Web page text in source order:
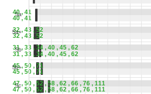
40 , 41
32 , 43 , 52
31 , 33 , 34 , 40 , 45 , 62
45 , 50 , 71
47 , 50 , 52 , 58 , 62 , 66 , 76 , 111
40 , 41
32 , 43 , 52
31 , 33 , 34 , 40 , 45 , 62
45 , 50 , 71
47 , 50 , 52 , 58 , 62 , 66 , 76 , 111
5a
5a+
5b
5b+
5c